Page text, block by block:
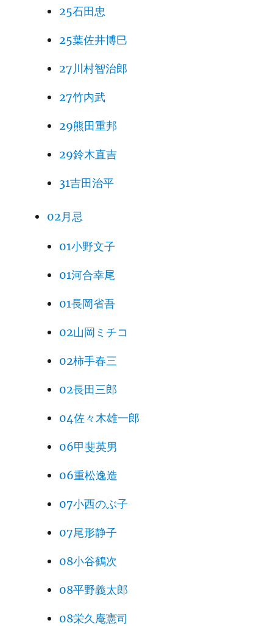
25石田忠
25葉佐井博巳
27川村智治郎
27竹内武
29熊田重邦
29鈴木直吉
31吉田治平
02月忌
01小野文子
01河合幸尾
01長岡省吾
02山岡ミチコ
02柿手春三
02長田三郎
04佐々木雄一郎
06甲斐英男
06重松逸造
07小西のぶ子
07尾形静子
08小谷鶴次
08平野義太郎
08栄久庵憲司